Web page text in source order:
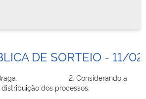
DE SORTEIO - 11/
Braga. 2. Considerando a
dos processos,